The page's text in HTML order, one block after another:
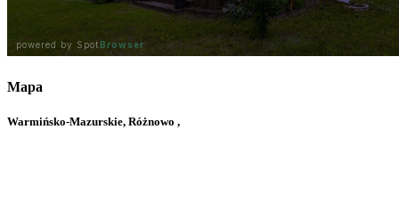
Mapa
Warmińsko-Mazurskie, Różnowo ,